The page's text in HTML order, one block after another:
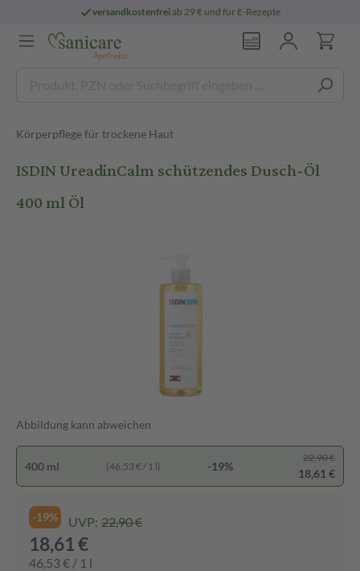
versandkostenfreiab 29 € und für E-Rezepte
Körperpflege für trockene Haut
ISDIN UreadinCalm schützendes Dusch-Öl
400 ml Öl
Abbildung kann abweichen
400 ml (46,53 € / 1 l) -19%
22,90 €
18,61 €
-19% UVP: 22,90 €
18,61 €
46,53 € / 1 l